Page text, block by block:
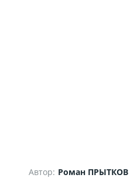
Автор: Роман ПРЫТКОВ